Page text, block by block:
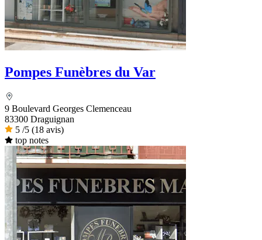
Pompes Funèbres du Var
9 Boulevard Georges Clemenceau
83300 Draguignan
5 /5 (18 avis)
top notes